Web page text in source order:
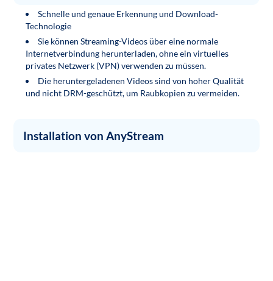
Schnelle und genaue Erkennung und Download-
Technologie
Sie können Streaming-Videos über eine normale
Internetverbindung herunterladen, ohne ein virtuelles
privates Netzwerk (VPN) verwenden zu müssen.
Die heruntergeladenen Videos sind von hoher Qualität
und nicht DRM-geschützt, um Raubkopien zu vermeiden.
Installation von AnyStream